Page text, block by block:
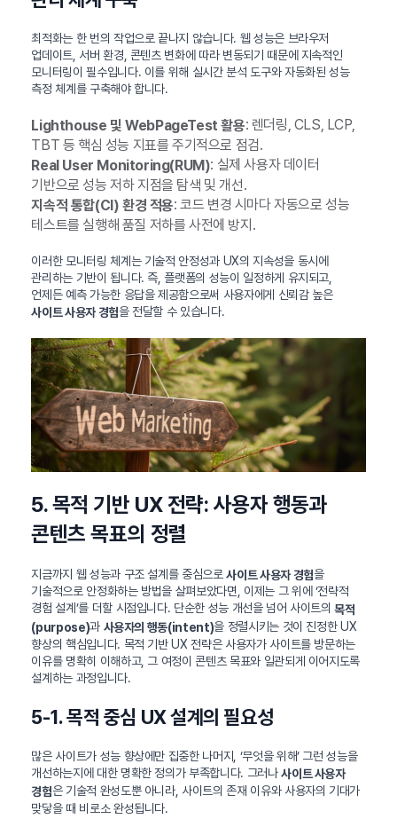
최적화는 한 번의 작업으로 끝나지 않습니다. 웹 성능은 브라우저
업데이트, 서버 환경, 콘텐츠 변화에 따라 변동되기 때문에 지속적인
모니터링이 필수입니다. 이를 위해 실시간 분석 도구와 자동화된 성능
측정 체계를 구축해야 합니다.
Lighthouse 및 WebPageTest 활용: 렌더링, CLS, LCP,
TBT 등 핵심 성능 지표를 주기적으로 점검.
Real User Monitoring(RUM): 실제 사용자 데이터
기반으로 성능 저하 지점을 탐색 및 개선.
지속적 통합(CI) 환경 적용: 코드 변경 시마다 자동으로 성능
테스트를 실행해 품질 저하를 사전에 방지.
이러한 모니터링 체계는 기술적 안정성과 UX의 지속성을 동시에
관리하는 기반이 됩니다. 즉, 플랫폼의 성능이 일정하게 유지되고,
언제든 예측 가능한 응답을 제공함으로써 사용자에게 신뢰감 높은
사이트 사용자 경험을 전달할 수 있습니다.
5. 목적 기반 UX 전략: 사용자 행동과
콘텐츠 목표의 정렬
지금까지 웹 성능과 구조 설계를 중심으로사이트 사용자 경험을
기술적으로 안정화하는 방법을 살펴보았다면, 이제는 그 위에 ‘전략적
경험 설계’를 더할 시점입니다. 단순한 성능 개선을 넘어 사이트의목적
(purpose)과 사용자의 행동(intent)을 정렬시키는 것이 진정한 UX
향상의 핵심입니다. 목적 기반 UX 전략은 사용자가 사이트를 방문하는
이유를 명확히 이해하고, 그 여정이 콘텐츠 목표와 일관되게 이어지도록
설계하는 과정입니다.
5-1. 목적 중심 UX 설계의 필요성
많은 사이트가 성능 향상에만 집중한 나머지, ‘무엇을 위해’ 그런 성능을
개선하는지에 대한 명확한 정의가 부족합니다. 그러나사이트 사용자
경험은 기술적 완성도뿐 아니라, 사이트의 존재 이유와 사용자의 기대가
맞닿을 때 비로소 완성됩니다.